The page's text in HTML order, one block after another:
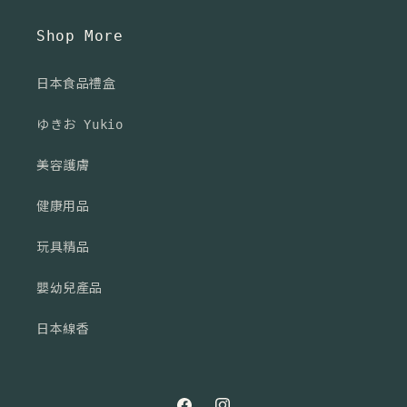
Shop More
日本食品禮盒
ゆきお Yukio
美容護膚
健康用品
玩具精品
嬰幼兒產品
日本線香